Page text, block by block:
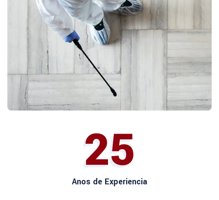
25
Anos de Experiencia